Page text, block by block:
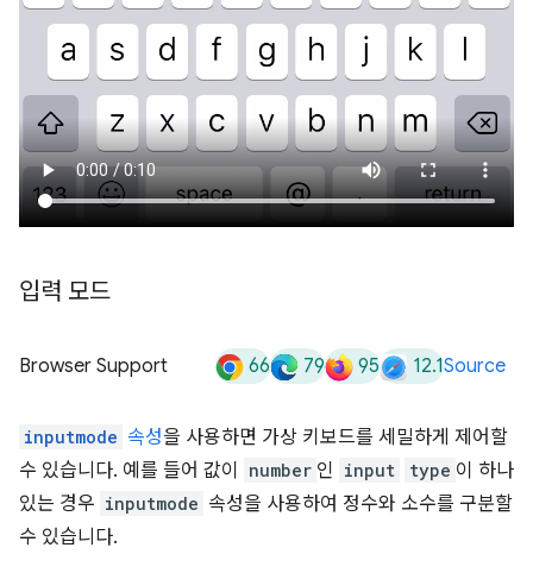
입력 모드
Browser Support 66 79 95 12.1Source
inputmode 속성을 사용하면 가상 키보드를 세밀하게 제어할
수 있습니다. 예를 들어 값이
number 인 input type 이 하나
있는 경우 inputmode 속성을 사용하여 정수와 소수를 구분할
수 있습니다.